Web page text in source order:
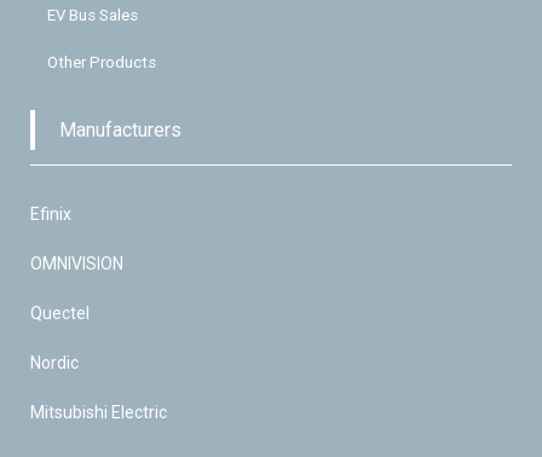
EV Bus Sales
Other Products
Manufacturers
Efinix
OMNIVISION
Quectel
Nordic
Mitsubishi Electric